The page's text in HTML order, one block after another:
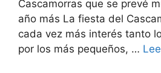
Cascamorras que se prevé
año más La fiesta del
cada vez más interés tanto
por los más pequeños, …